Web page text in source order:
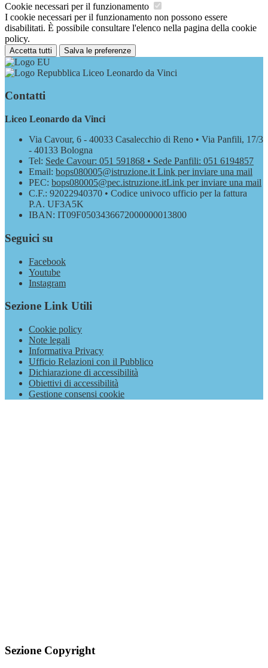
Cookie necessari per il funzionamento
I cookie necessari per il funzionamento non possono essere
disabilitati. È possibile consultare l'elenco nella pagina della cookie
policy.
Accetta tutti Salva le preferenze
Liceo Leonardo da Vinci
Contatti
Liceo Leonardo da Vinci
Via Cavour, 6 - 40033 Casalecchio di Reno • Via Panfili, 17/3
- 40133 Bologna
Tel: Sede Cavour: 051 591868 • Sede Panfili: 051 6194857
Email: bops080005@istruzione.it Link per inviare una mail
PEC: bops080005@pec.istruzione.itLink per inviare una mail
C.F.: 92022940370 • Codice univoco ufficio per la fattura
P.A. UF3A5K
IBAN: IT09F0503436672000000013800
Seguici su
Facebook
Youtube
Instagram
Sezione Link Utili
Cookie policy
Note legali
Informativa Privacy
Ufficio Relazioni con il Pubblico
Dichiarazione di accessibilità
Obiettivi di accessibilità
Gestione consensi cookie
Sezione Copyright